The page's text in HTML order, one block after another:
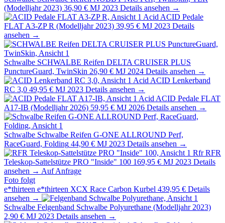
(Modelljahr 2023) 36,90 € MJ 2023 Details ansehen →
Acid ACID Pedale
FLAT A3-ZP R (Modelljahr 2023) 39,95 € MJ 2023 Details
ansehen →
Schwalbe SCHWALBE Reifen DELTA CRUISER PLUS
PunctureGuard, TwinSkin 26,90 € MJ 2024 Details ansehen →
Acid ACID Lenkerband
RC 3,0 49,95 € MJ 2023 Details ansehen →
Acid ACID Pedale FLAT
A17-IB (Modelljahr 2026) 59,95 € MJ 2026 Details ansehen →
Schwalbe Schwalbe Reifen G-ONE ALLROUND Perf,
RaceGuard, Folding 44,90 € MJ 2023 Details ansehen →
Rfr RFR
Teleskop-Sattelstütze PRO "Inside" 100 169,95 € MJ 2023 Details
ansehen → Auf Anfrage
Foto folgt
e*thirteen e*thirteen XCX Race Carbon Kurbel 439,95 € Details
ansehen →
Schwalbe Felgenband Schwalbe Polyurethane (Modelljahr 2023)
2,90 € MJ 2023 Details ansehen →